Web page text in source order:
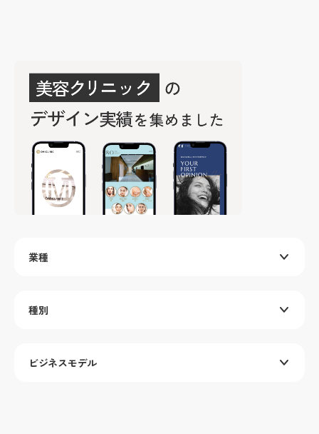
業種
種別
ビジネスモデル